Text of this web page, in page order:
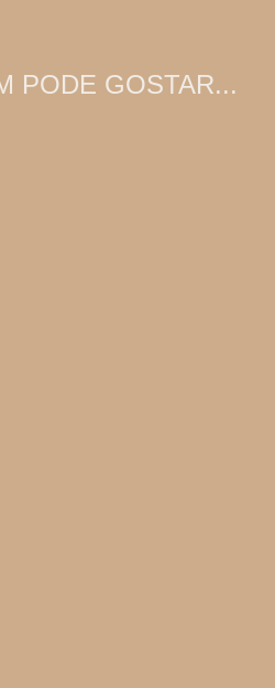
PODE GOSTAR...